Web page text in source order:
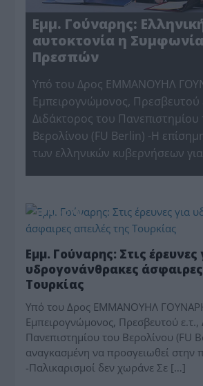
Εμμ. Γούναρης:
αυτοκτονία η
Πρεσπών
Υπό του Δρος ΕΜΜΑΝΟΥΗΛ
Εμπειρογνώμονος, Πρεσβευτού
Διδάκτορος του Πανεπιστημίου
Βερολίνου (FU Berlin) -Η
των ελληνικών κυβερνήσεων
ΓΡΆΦΟΥΝ
Εμμ. Γούναρης: Στις έρευνες
υδρογονάνθρακες
Τουρκίας
Υπό του Δρος ΕΜΜΑΝΟΥΗΛ
Εμπειρογνώμονος, Πρεσβευτού ε.τ.,
Πανεπιστημίου του Βερολίνου (FU
αναγκασμένη να προσγειωθεί στην
-Παλικαρισμοί δεν χωράνε Σε […]